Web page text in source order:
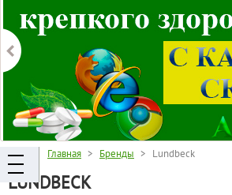
Главная > Бренды > Lundbeck
LUNDBECK